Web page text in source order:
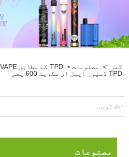
گھر > مصنوعات> TPD کے مطابق VAPE
TPD ڈسپوز ایبل ای سگریٹ 600 پفس
مصنوعات